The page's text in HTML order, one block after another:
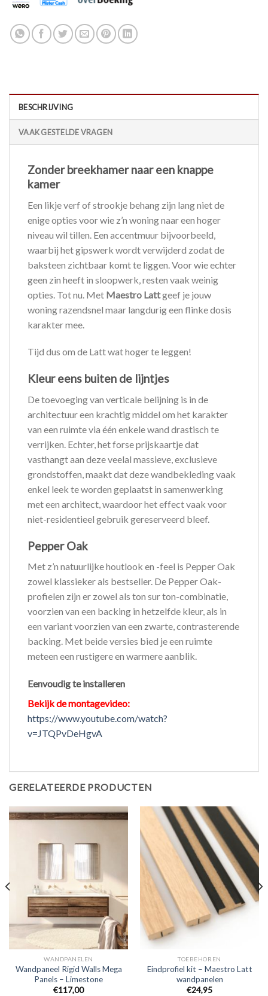
BESCHRIJVING
VAAK GESTELDE VRAGEN
Zonder breekhamer naar een knappe
kamer
Een likje verf of strookje behang zijn lang niet de
enige opties voor wie z’n woning naar een hoger
niveau wil tillen. Een accentmuur bijvoorbeeld,
waarbij het gipswerk wordt verwijderd zodat de
baksteen zichtbaar komt te liggen. Voor wie echter
geen zin heeft in sloopwerk, resten vaak weinig
opties. Tot nu. Met Maestro Lattgeef je jouw
woning razendsnel maar langdurig een flinke dosis
karakter mee.
Tijd dus om de Latt wat hoger te leggen!
Kleur eens buiten de lijntjes
De toevoeging van verticale belijning is in de
architectuur een krachtig middel om het karakter
van een ruimte via één enkele wand drastisch te
verrijken. Echter, het forse prijskaartje dat
vasthangt aan deze veelal massieve, exclusieve
grondstoffen, maakt dat deze wandbekleding vaak
enkel leek te worden geplaatst in samenwerking
met een architect, waardoor het effect vaak voor
niet-residentieel gebruik gereserveerd bleef.
Pepper Oak
Met z’n natuurlijke houtlook en -feel is Pepper Oak
zowel klassieker als bestseller. De Pepper Oak-
profielen zijn er zowel als ton sur ton-combinatie,
voorzien van een backing in hetzelfde kleur, als in
een variant voorzien van een zwarte, contrasterende
backing. Met beide versies bied je een ruimte
meteen een rustigere en warmere aanblik.
Eenvoudig te installeren
Bekijk de montagevideo:
https://www.youtube.com/watch?
v=JTQPvDeHgvA
GERELATEERDE PRODUCTEN
WANDPANELEN
Wandpaneel Rigid Walls Mega
Panels – Limestone
€117,00
TOEBEHOREN
Eindprofiel kit – Maestro Latt
wandpanelen
€24,95